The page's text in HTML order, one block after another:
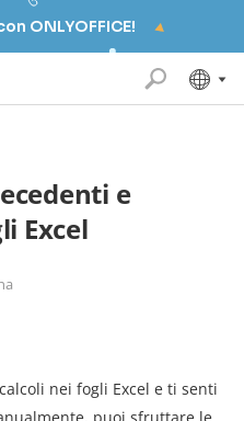
ONLYOFFICE!
e
Excel
nei fogli Excel e ti senti